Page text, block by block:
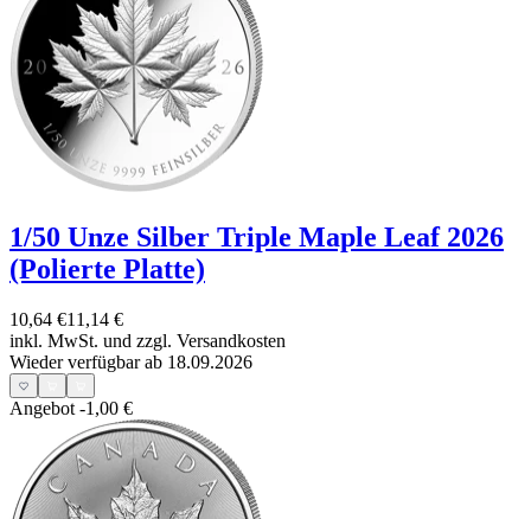
1/50 Unze Silber Triple Maple Leaf 2026
(Polierte Platte)
10,64 €11,14 €
inkl. MwSt. und zzgl. Versandkosten
Wieder verfügbar ab 18.09.2026
Angebot -1,00 €